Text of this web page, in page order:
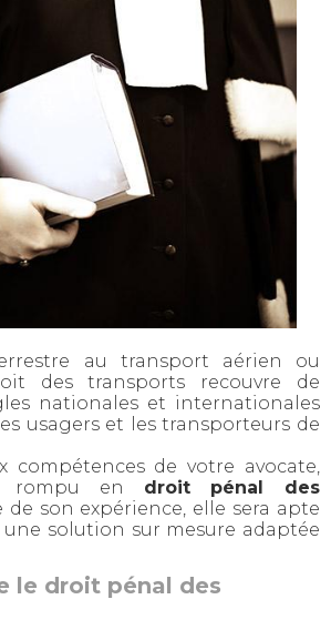
au transport aérien ou
des transports recouvre de
nationales et internationales
usagers et les transporteurs de
compétences de votre avocate,
rompu en droit pénal des
de son expérience, elle sera apte
solution sur mesure adaptée
le droit pénal des